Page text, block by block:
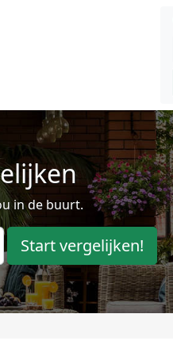
in de buurt.
Start vergelijken!